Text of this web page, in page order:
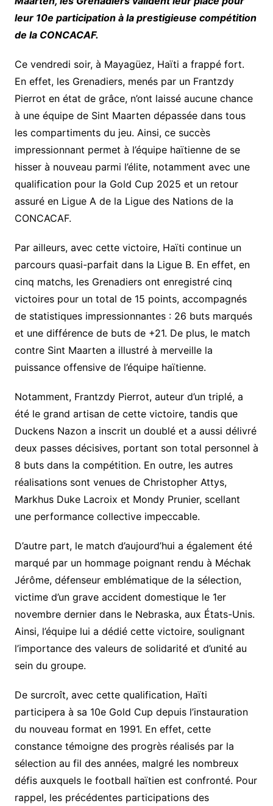
leur 10e participation à la prestigieuse compétition
de la CONCACAF.
Ce vendredi soir, à Mayagüez, Haïti a frappé fort.
En effet, les Grenadiers, menés par un Frantzdy
Pierrot en état de grâce, n’ont laissé aucune chance
à une équipe de Sint Maarten dépassée dans tous
les compartiments du jeu. Ainsi, ce succès
impressionnant permet à l’équipe haïtienne de se
hisser à nouveau parmi l’élite, notamment avec une
qualification pour la Gold Cup 2025 et un retour
assuré en Ligue A de la Ligue des Nations de la
CONCACAF.
Par ailleurs, avec cette victoire, Haïti continue un
parcours quasi-parfait dans la Ligue B. En effet, en
cinq matchs, les Grenadiers ont enregistré cinq
victoires pour un total de 15 points, accompagnés
de statistiques impressionnantes : 26 buts marqués
et une différence de buts de +21. De plus, le match
contre Sint Maarten a illustré à merveille la
puissance offensive de l’équipe haïtienne.
Notamment, Frantzdy Pierrot, auteur d’un triplé, a
été le grand artisan de cette victoire, tandis que
Duckens Nazon a inscrit un doublé et a aussi délivré
deux passes décisives, portant son total personnel à
8 buts dans la compétition. En outre, les autres
réalisations sont venues de Christopher Attys,
Markhus Duke Lacroix et Mondy Prunier, scellant
une performance collective impeccable.
D’autre part, le match d’aujourd’hui a également été
marqué par un hommage poignant rendu à Méchak
Jérôme, défenseur emblématique de la sélection,
victime d’un grave accident domestique le 1er
novembre dernier dans le Nebraska, aux États-Unis.
Ainsi, l’équipe lui a dédié cette victoire, soulignant
l’importance des valeurs de solidarité et d’unité au
sein du groupe.
De surcroît, avec cette qualification, Haïti
participera à sa 10e Gold Cup depuis l’instauration
du nouveau format en 1991. En effet, cette
constance témoigne des progrès réalisés par la
sélection au fil des années, malgré les nombreux
défis auxquels le football haïtien est confronté. Pour
rappel, les précédentes participations des